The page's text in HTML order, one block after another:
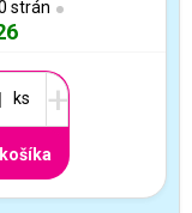
strán
+